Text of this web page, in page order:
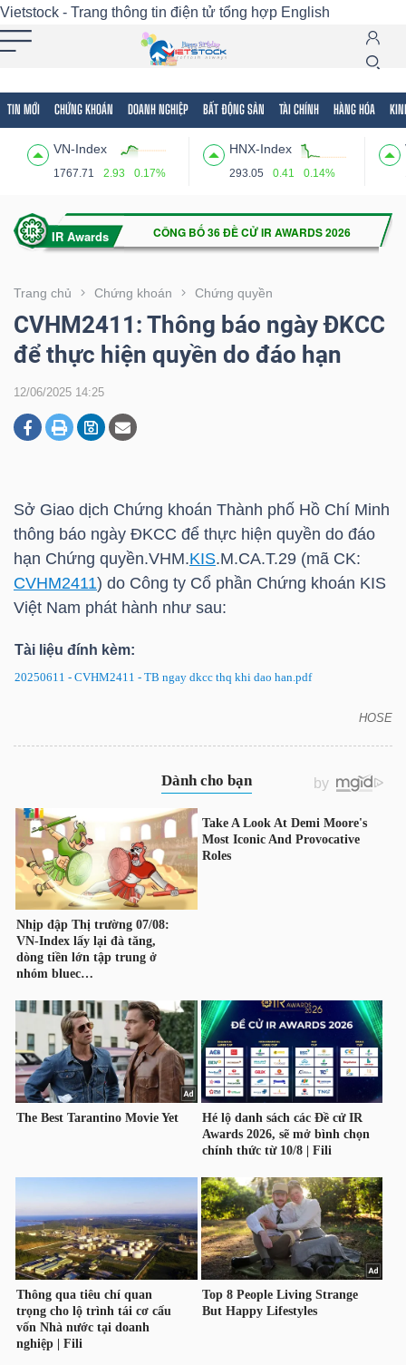
Vietstock - Trang thông tin điện tử tổng hợp English
TIN MỚI CHỨNG KHOÁN DOANH NGHIỆP BẤT ĐỘNG SẢN TÀI CHÍNH HÀNG HÓA
VN-Index
1767.71 2.93 0.17%
HNX-Index
293.05 0.41 0.14%
Trang chủ Chứng khoán Chứng quyền
CVHM2411: Thông báo ngày ĐKCC
để thực hiện quyền do đáo hạn
12/06/2025 14:25
Sở Giao dịch Chứng khoán Thành phố Hồ Chí Minh
thông báo ngày ĐKCC để thực hiện quyền do đáo
hạn Chứng quyền.VHM.KIS.M.CA.T.29 (mã CK:
CVHM2411) do Công ty Cổ phần Chứng khoán KIS
Việt Nam phát hành như sau:
Tài liệu đính kèm:
20250611 - CVHM2411 - TB ngay dkcc thq khi dao han.pdf
HOSE
Tất cả Tính năng Ngành Mã chứng khoán
Tính
(-)
VIETSTOCK
CHỨNG
BẤT
ĐỘNG
HÀNG
HÓA
KINH
TẾ
THẾ
GIỚI
DƯƠNG
TÀI
CÁ
NHÂN